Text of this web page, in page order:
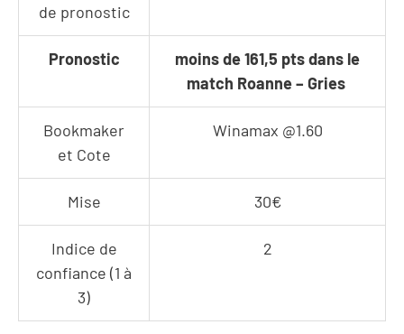
de pronostic
Pronostic
moins de 161,5 pts dans le
match Roanne – Gries
Bookmaker
et Cote
Winamax @1.60
Mise 30€
Indice de
confiance (1 à
3)
2